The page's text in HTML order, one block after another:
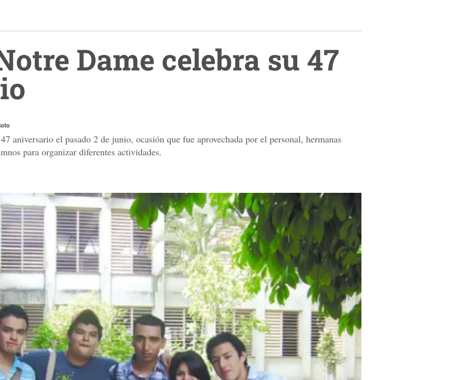
Dame celebra su 47
aniversario el pasado 2 de junio, ocasión que fue aprovechada por el personal, hermanas
para organizar diferentes actividades.